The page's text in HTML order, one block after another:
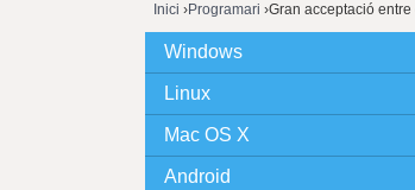
NEsteu
aquí
Inici ›Programari ›Gran acceptació
Windows
Linux
Mac OS X
Android